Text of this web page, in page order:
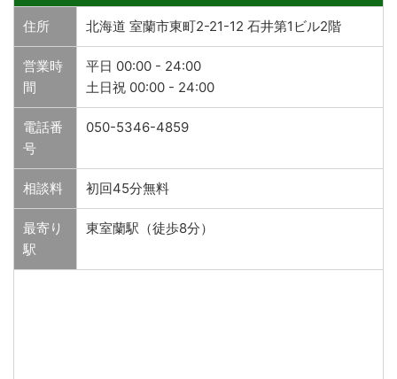
住所 北海道 室蘭市東町2-21-12 石井第1ビル2階
営業時
間
平日 00:00 - 24:00
土日祝 00:00 - 24:00
電話番
号
050-5346-4859
相談料 初回45分無料
最寄り
駅
東室蘭駅（徒歩8分）